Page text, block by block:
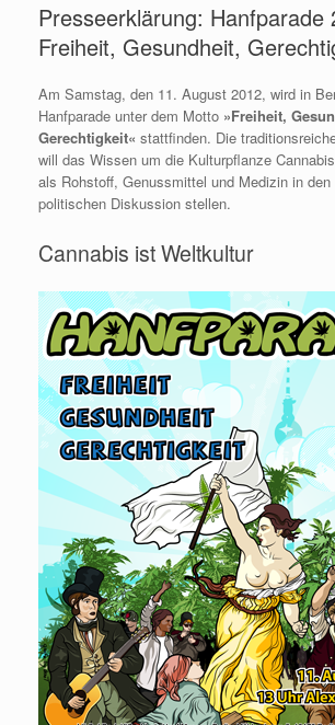
Presseerklärung: Hanfparade
Freiheit, Gesundheit,
Am Samstag, den 11. August 2012, wird in
Hanfparade unter dem Motto »Freiheit,
Gerechtigkeit« stattfinden. Die
will das Wissen um die Kulturpflanze
als Rohstoff, Genussmittel und Medizin in
politischen Diskussion stellen.
Cannabis ist Weltkultur